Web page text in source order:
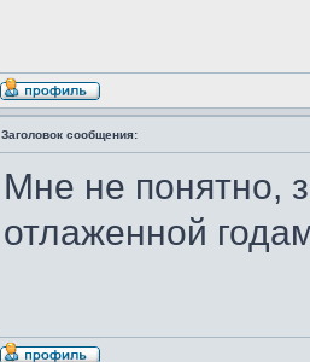
Заголовок сообщения:
Мне не понятно,
отлаженной